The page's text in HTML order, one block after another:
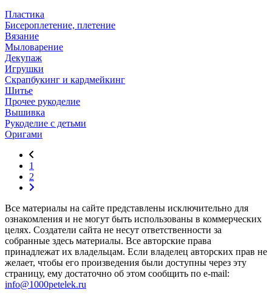
Пластика
Бисероплетение, плетение
Вязание
Мыловарение
Декупаж
Игрушки
Скрапбукинг и кардмейкинг
Шитье
Прочее рукоделие
Вышивка
Рукоделие с детьми
Оригами
1
2
Все материалы на сайте представлены исключительно для
ознакомления и не могут быть использованы в коммерческих
целях. Создатели сайта не несут ответственности за
собранные здесь материалы. Все авторские права
принадлежат их владельцам. Если владелец авторских прав не
желает, чтобы его произведения были доступны через эту
страницу, ему достаточно об этом сообщить по e-mail:
info@1000petelek.ru